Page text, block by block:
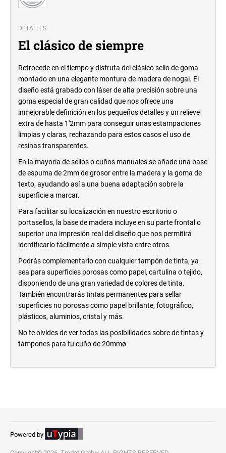
DETALLES
El clásico de siempre
Retrocede en el tiempo y disfruta del clásico sello de goma
montado en una elegante montura de madera de nogal. El
diseño está grabado con láser de alta precisión sobre una
goma especial de gran calidad que nos ofrece una
inmejorable definición en los pequeños detalles y un relieve
extra de hasta 1'2mm para conseguir unas estampaciones
limpias y claras, rechazando para estos casos el uso de
resinas transparentes.
En la mayoría de sellos o cuños manuales se añade una base
de espuma de 2mm de grosor entre la madera y la goma de
texto, ayudando así a una buena adaptación sobre la
superficie a marcar.
Para facilitar su localización en nuestro escritorio o
portasellos, la base de madera incluye en su parte frontal o
superior una impresión real del diseño que nos permitirá
identificarlo fácilmente a simple vista entre otros.
Podrás complementarlo con cualquier tampón de tinta, ya
sea para superficies porosas como papel, cartulina o tejido,
disponiendo de una gran variedad de colores de tinta.
También encontrarás tintas permanentes para sellar
superficies no porosas como papel brillante, fotográfico,
plásticos, aluminios, cristal y más.
No te olvides de ver todas las posibilidades sobre de tintas y
tampones para tu cuño de 20mmø
Powered by